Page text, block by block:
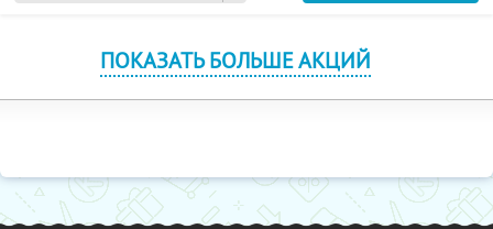
ПОКАЗАТЬ БОЛЬШЕ АКЦИЙ